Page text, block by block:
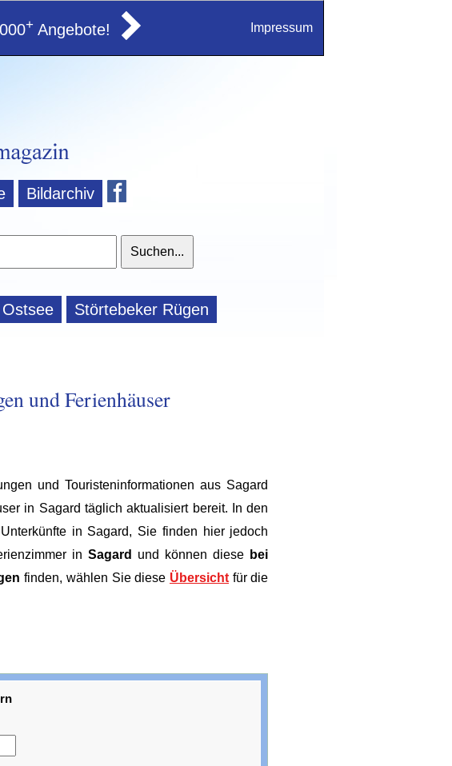
+ Angebote! Impressum
Bildarchiv
Störtebeker Rügen
und Ferienhäuser
und Touristeninformationen aus Sagard
in Sagard täglich aktualisiert bereit. In den
in Sagard, Sie finden hier jedoch
in Sagard und können diese bei
finden, wählen Sie diese Übersicht für die